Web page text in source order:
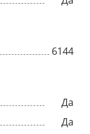
6144
Да
Да